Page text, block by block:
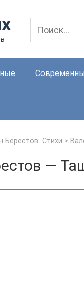
Берестов: Стихи >
—